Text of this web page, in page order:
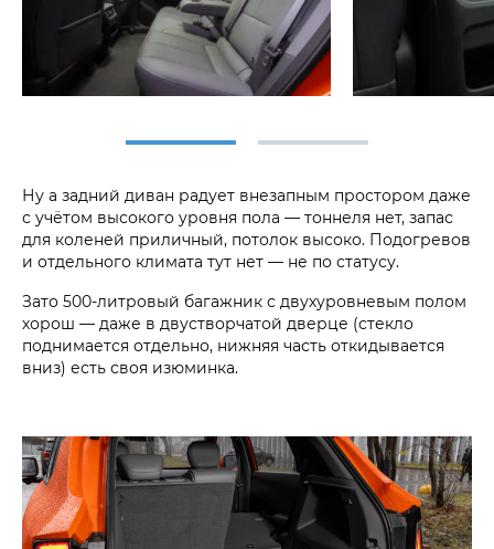
Ну а задний диван радует внезапным простором даже
с учётом высокого уровня пола — тоннеля нет, запас
для коленей приличный, потолок высоко. Подогревов
и отдельного климата тут нет — не по статусу.
Зато 500-литровый багажник с двухуровневым полом
хорош — даже в двустворчатой дверце (стекло
поднимается отдельно, нижняя часть откидывается
вниз) есть своя изюминка.